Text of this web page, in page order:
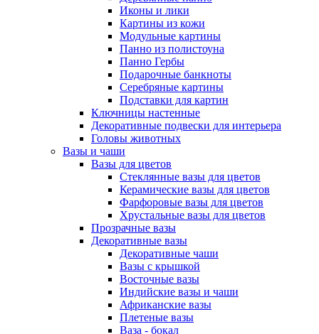
Иконы и лики
Картины из кожи
Модульные картины
Панно из полистоуна
Панно Гербы
Подарочные банкноты
Серебряные картины
Подставки для картин
Ключницы настенные
Декоративные подвески для интерьера
Головы животных
Вазы и чаши
Вазы для цветов
Стеклянные вазы для цветов
Керамические вазы для цветов
Фарфоровые вазы для цветов
Хрустальные вазы для цветов
Прозрачные вазы
Декоративные вазы
Декоративные чаши
Вазы с крышкой
Восточные вазы
Индийские вазы и чаши
Африканские вазы
Плетеные вазы
Ваза - бокал